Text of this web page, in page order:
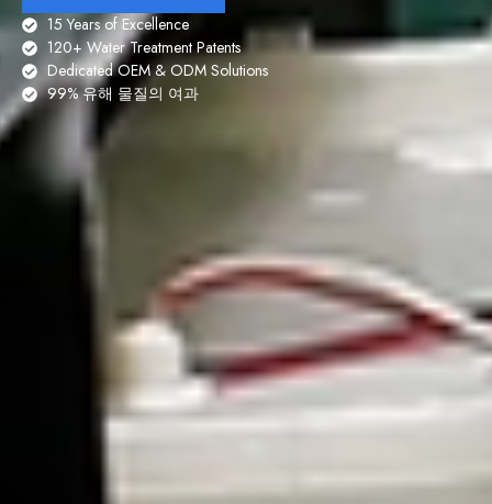
15Years of Excellence
120+Water Treatment Patents
Dedicated OEM & ODM Solutions
99% 유해 물질의 여과